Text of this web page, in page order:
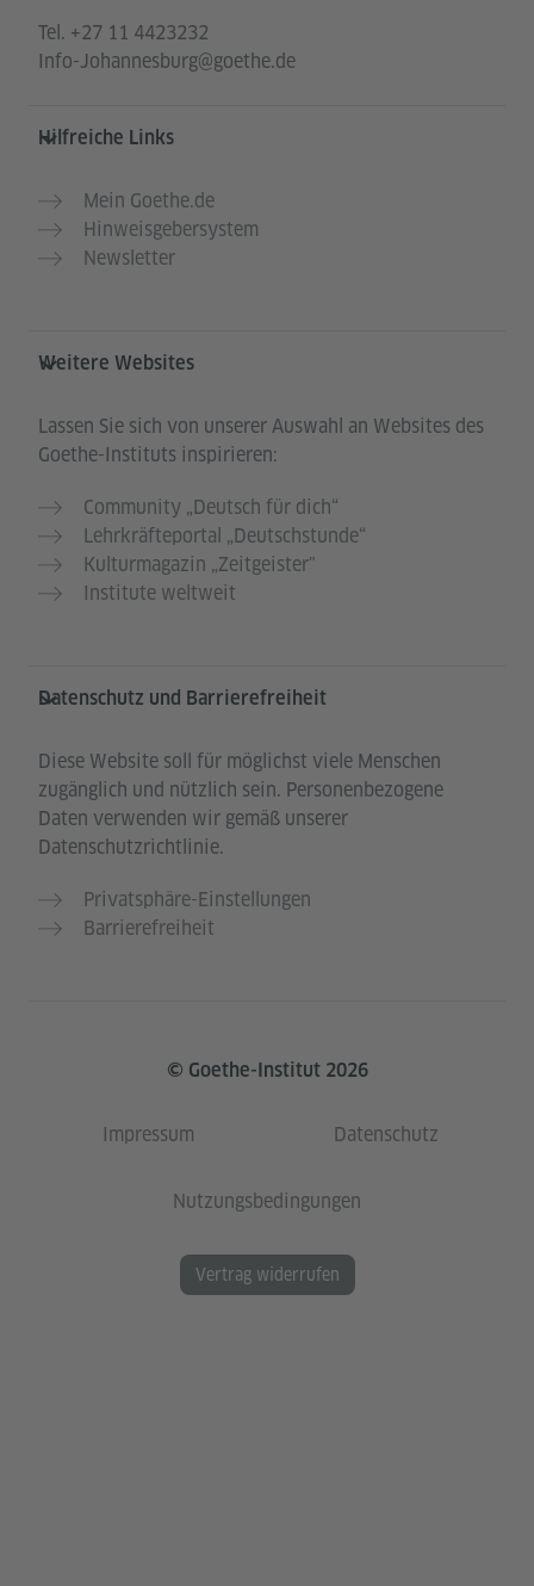
Tel. +27 11 4423232
Info-Johannesburg@goethe.de
Hilfreiche Links
Mein Goethe.de
Hinweisgebersystem
Newsletter
Weitere Websites
Lassen Sie sich von unserer Auswahl an Websites des
Goethe-Instituts inspirieren:
Community „Deutsch für dich“
Lehrkräfteportal „Deutschstunde“
Kulturmagazin „Zeitgeister"
Institute weltweit
Datenschutz und Barrierefreiheit
Diese Website soll für möglichst viele Menschen
zugänglich und nützlich sein. Personenbezogene
Daten verwenden wir gemäß unserer
Datenschutzrichtlinie.
Privatsphäre-Einstellungen
Barrierefreiheit
© Goethe-Institut 2026
Impressum Datenschutz
Nutzungsbedingungen
Vertrag widerrufen